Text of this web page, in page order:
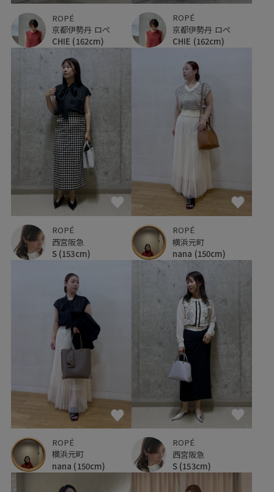
ROPÉ
京都伊勢丹 ロペ
CHIE (162cm)
ROPÉ
京都伊勢丹 ロペ
CHIE (162cm)
ROPÉ
西宮阪急
S (153cm)
ROPÉ
横浜元町
nana (150cm)
ROPÉ
横浜元町
nana (150cm)
ROPÉ
西宮阪急
S (153cm)